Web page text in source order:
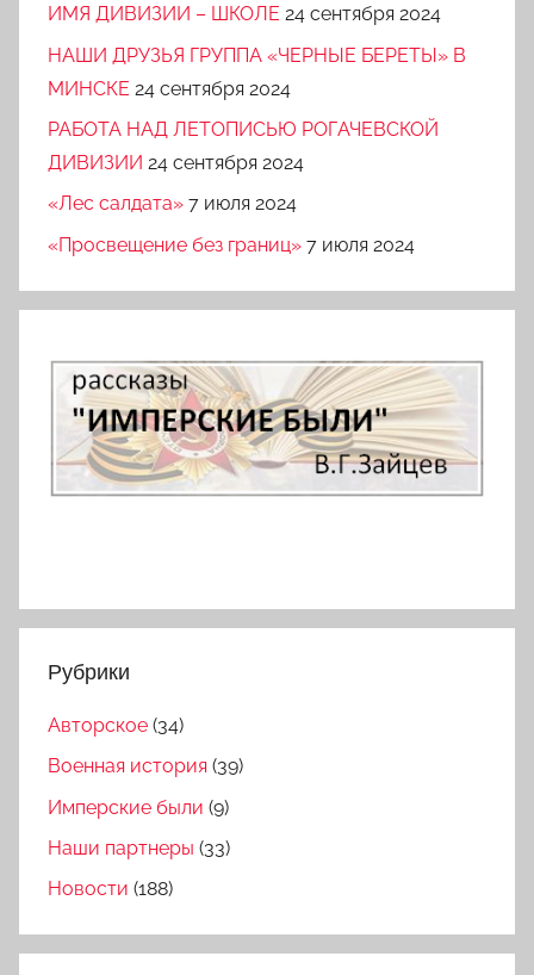
ИМЯ ДИВИЗИИ – ШКОЛЕ 24 сентября 2024
НАШИ ДРУЗЬЯ ГРУППА «ЧЕРНЫЕ БЕРЕТЫ» В
МИНСКЕ 24 сентября 2024
РАБОТА НАД ЛЕТОПИСЬЮ РОГАЧЕВСКОЙ
ДИВИЗИИ 24 сентября 2024
«Лес салдата» 7 июля 2024
«Просвещение без границ» 7 июля 2024
Рубрики
Авторское (34)
Военная история (39)
Имперские были (9)
Наши партнеры (33)
Новости (188)